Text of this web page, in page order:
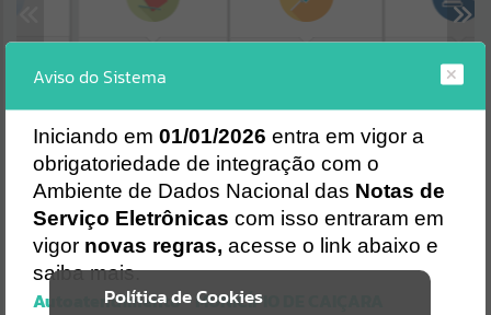
Resultados para""
PortaisPolítica de Cookies
Aviso do Sistema
Iniciando em 01/01/2026 entra em vigor a
obrigatoriedade de integração com o
Ambiente de Dados Nacional das Notas de
Serviço Eletrônicas com isso entraram em
vigor novas regras, acesse o link abaixo e
saiba mais.
Autoatendimento - MUNICÍPIO DE CAIÇARA
Erro
Gerenciamento do Sistema
CÓDIGO DA MENSAGEM:
Ocorreu um erro de script:
Uncaught SyntaxError: Unexpected token '('
https://caicara.atende.net/cidadao/pagina/static/bundle/wpo_index
_2_base_l2_portal_editores_sync_8e0467b083a5c31b5604002c973
72540.js?v=299ee590:47
Verificar Mais Detalhes